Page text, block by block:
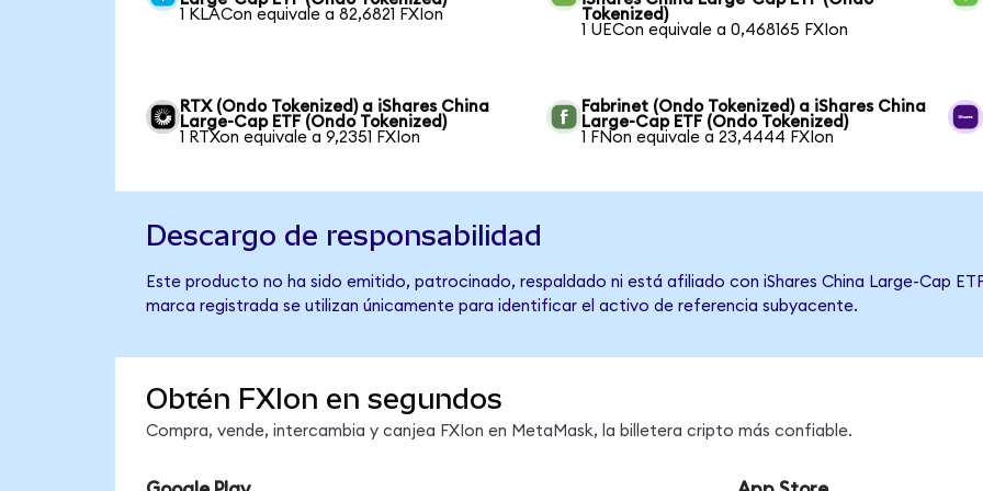
1 KLACon equivale a 82,6821 FXIon
Tokenized)
1 UECon equivale a 0,468165 FXIon
RTX (Ondo Tokenized) a iShares China
Large-Cap ETF (Ondo Tokenized)
1 RTXon equivale a 9,2351 FXIon
Fabrinet (Ondo Tokenized) a iShares China
Large-Cap ETF (Ondo Tokenized)
1 FNon equivale a 23,4444 FXIon
Descargo de responsabilidad
Este producto no ha sido emitido, patrocinado, respaldado ni está afiliado con iShares China Large-Cap
marca registrada se utilizan únicamente para identificar el activo de referencia subyacente.
Obtén FXIon en segundos
Compra, vende, intercambia y canjea FXIon en MetaMask, la billetera cripto más confiable.